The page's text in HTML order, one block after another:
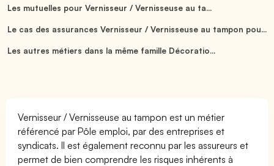
Les mutuelles pour Vernisseur / Vernisseuse au ta...
Le cas des assurances Vernisseur / Vernisseuse au tampon pou...
Les autres métiers dans la même famille Décoratio...
Vernisseur / Vernisseuse au tampon est un métier
référencé par Pôle emploi, par des entreprises et
syndicats. Il est également reconnu par les assureurs et
permet de bien comprendre les risques inhérents à